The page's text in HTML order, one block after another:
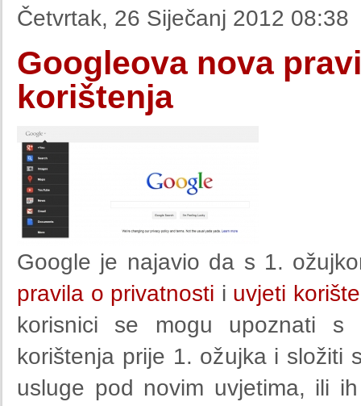
Četvrtak, 26 Siječanj 2012 08:38
Googleova nova
korištenja
Google je najavio da s 1.
pravila o privatnosti i uvjeti
korisnici se mogu upoznati s
korištenja prije 1. ožujka i složiti
usluge pod novim uvjetima, ili